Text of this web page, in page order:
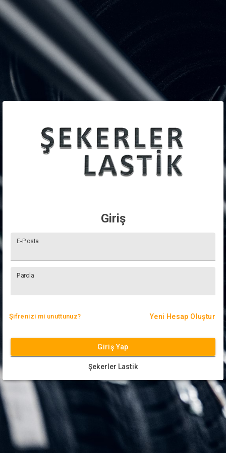
Giriş
E-Posta
Parola
Şifrenizi mi unuttunuz? Yeni Hesap Oluştur
Giriş Yap
Şekerler Lastik